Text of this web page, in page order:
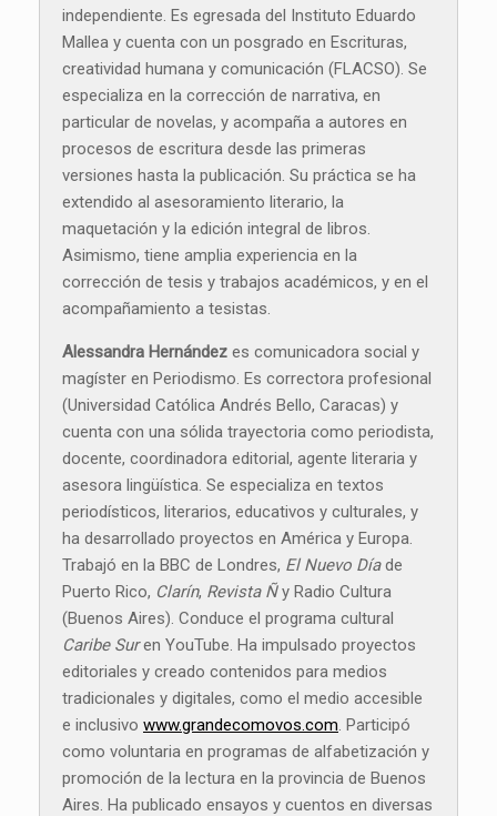
independiente. Es egresada del Instituto Eduardo
Mallea y cuenta con un posgrado en Escrituras,
creatividad humana y comunicación (FLACSO). Se
especializa en la corrección de narrativa, en
particular de novelas, y acompaña a autores en
procesos de escritura desde las primeras
versiones hasta la publicación. Su práctica se ha
extendido al asesoramiento literario, la
maquetación y la edición integral de libros.
Asimismo, tiene amplia experiencia en la
corrección de tesis y trabajos académicos, y en el
acompañamiento a tesistas.
Alessandra Hernández es comunicadora social y
magíster en Periodismo. Es correctora profesional
(Universidad Católica Andrés Bello, Caracas) y
cuenta con una sólida trayectoria como periodista,
docente, coordinadora editorial, agente literaria y
asesora lingüística. Se especializa en textos
periodísticos, literarios, educativos y culturales, y
ha desarrollado proyectos en América y Europa.
Trabajó en la BBC de Londres, El Nuevo Díade
Puerto Rico, Clarín, Revista Ñy Radio Cultura
(Buenos Aires). Conduce el programa cultural
Caribe Suren YouTube. Ha impulsado proyectos
editoriales y creado contenidos para medios
tradicionales y digitales, como el medio accesible
e inclusivo www.grandecomovos.com. Participó
como voluntaria en programas de alfabetización y
promoción de la lectura en la provincia de Buenos
Aires. Ha publicado ensayos y cuentos en diversas